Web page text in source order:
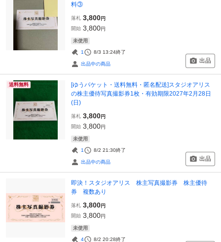
料③
落札 3,800円
開始 3,800円
未使用
1 8/3 13:24終了
出品中の商品 出品
送料無料
[ゆうパケット・送料無料・匿名配送]スタジオアリス
の株主優待写真撮影券1枚・有効期限2027年2月28日
(日)
落札 3,800円
開始 3,800円
未使用
1 8/2 21:30終了
出品中の商品 出品
即決！スタジオアリス 株主写真撮影券 株主優待
券 複数あり
落札 3,800円
開始 3,800円
未使用
4 8/2 20:28終了